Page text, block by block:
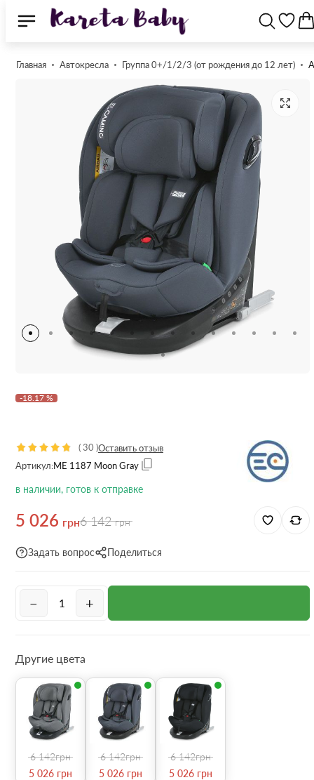
Главная Автокресла Группа 0+/1/2/3 (от рождения до 12 лет)
-18.17 %
(30 )Оставить отзыв
Артикул:ME 1187 Moon Gray
в наличии, готов к отправке
5 026 грн6 142 грн
Задать вопрос Поделиться
− +
Другие цвета
6 142грн
5 026 грн
6 142грн
5 026 грн
6 142грн
5 026 грн